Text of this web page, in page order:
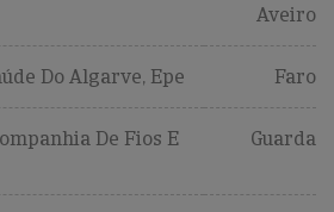
Aveiro
Do Algarve, Epe Faro
De Fios E
Guarda